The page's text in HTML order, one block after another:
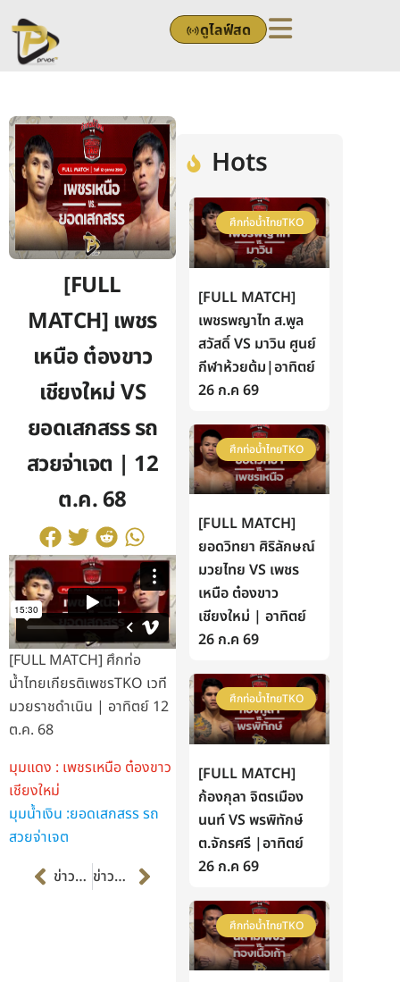
to
content
ดูไลฟ์สด
[FULL
MATCH] เพชร
เหนือ ต๋องขาว
เชียงใหม่ VS
ยอดเสกสรร รถ
สวยจ่าเจต | 12
ต.ค. 68
[FULL MATCH] ศึกท่อ
น้ำไทยเกียรติเพชรTKO เวที
มวยราชดำเนิน | อาทิตย์ 12
ต.ค. 68
มุมแดง : เพชรเหนือ ต๋องขาว
เชียงใหม่
มุมน้ำเงิน :ยอดเสกสรร รถ
สวยจ่าเจต
Prevข่าวก่อนหน้า ข่าวต่อไป Next
Hots
ศึกท่อน้ำไทยTKO
[FULL MATCH]
เพชรพญาไท ส.พูล
สวัสดิ์ VS มาวิน ศูนย์
กีฬาห้วยต้ม|อาทิตย์
26 ก.ค 69
ศึกท่อน้ำไทยTKO
[FULL MATCH]
ยอดวิทยา ศิริลักษณ์
มวยไทย VS เพชร
เหนือ ต๋องขาว
เชียงใหม่ | อาทิตย์
26 ก.ค 69
ศึกท่อน้ำไทยTKO
[FULL MATCH]
ก้องกุลา จิตรเมือง
นนท์ VS พรพิทักษ์
ต.จักรศรี |อาทิตย์
26 ก.ค 69
ศึกท่อน้ำไทยTKO